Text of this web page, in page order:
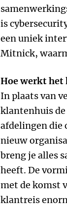
is
een uniek
Mitnick,
Hoe werkt het
In plaats van
klantenhuis
afdelingen die
nieuw
breng je alles
heeft. De
met de komst
klantreis